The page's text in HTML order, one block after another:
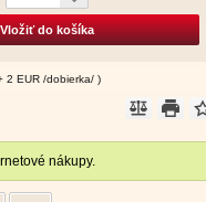
Vložiť do košíka
2 EUR /dobierka/ )
nákupy.